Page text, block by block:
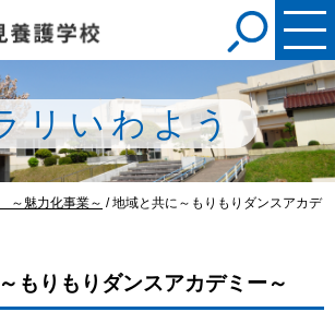
リいわよう
～魅力化事業～ /地域と共に～もりもりダンスアカデ
もりもりダンスアカデミー～